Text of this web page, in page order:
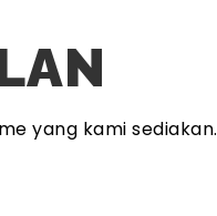
yang kami sediakan.